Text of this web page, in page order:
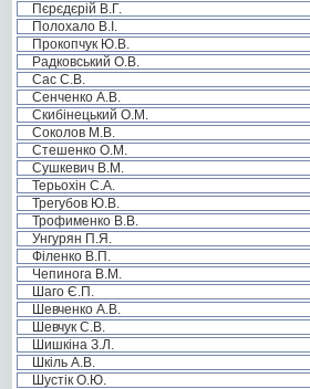
Пєрєдєрій В.Г.
Полохало В.І.
Прокопчук Ю.В.
Радковський О.В.
Сас С.В.
Сенченко А.В.
Скибінецький О.М.
Соколов М.В.
Стешенко О.М.
Сушкевич В.М.
Терьохін С.А.
Трегубов Ю.В.
Трофименко В.В.
Унгурян П.Я.
Філенко В.П.
Чепинога В.М.
Шаго Є.П.
Шевченко А.В.
Шевчук С.В.
Шишкіна З.Л.
Шкіль А.В.
Шустік О.Ю.